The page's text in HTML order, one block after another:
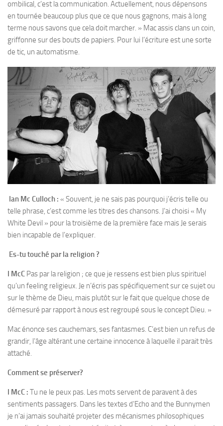
ombilical, c’est la communication. Actuellement, nous dépensons
en tournée beaucoup plus que ce que nous gagnons, mais à long
terme nous savons que cela doit marcher. » Mac assis clans un coin,
griffonne sur des bouts de papiers. Pour lui l’écriture est une sorte
de tic, un automatisme.
Ian Mc Culloch : « Souvent, je ne sais pas pourquoi j’écris telle ou
telle phrase, c’est comme les titres des chansons. J’ai choisi « My
White Devil » pour la troisième de la première face mais Je serais
bien incapable de l’expliquer.
Es-tu touché par la religion ?
I McC Pas par la religion ; ce que je ressens est bien plus spirituel
qu’un feeling religieux. Je n’écris pas spécifiquement sur ce sujet ou
sur le thème de Dieu, mais plutôt sur le fait que quelque chose de
démesuré par rapport à nous est regroupé sous le concept Dieu. »
Mac énonce ses cauchemars, ses fantasmes. C’est bien un refus de
grandir, l’âge altérant une certaine innocence à laquelle il parait très
attaché.
Comment se préserver?
I McC : Tu ne le peux pas. Les mots servent de paravent à des
sentiments passagers. Dans les textes d’Echo and the Bunnymen
je n’ai jamais souhaité projeter des mécanismes philosophiques